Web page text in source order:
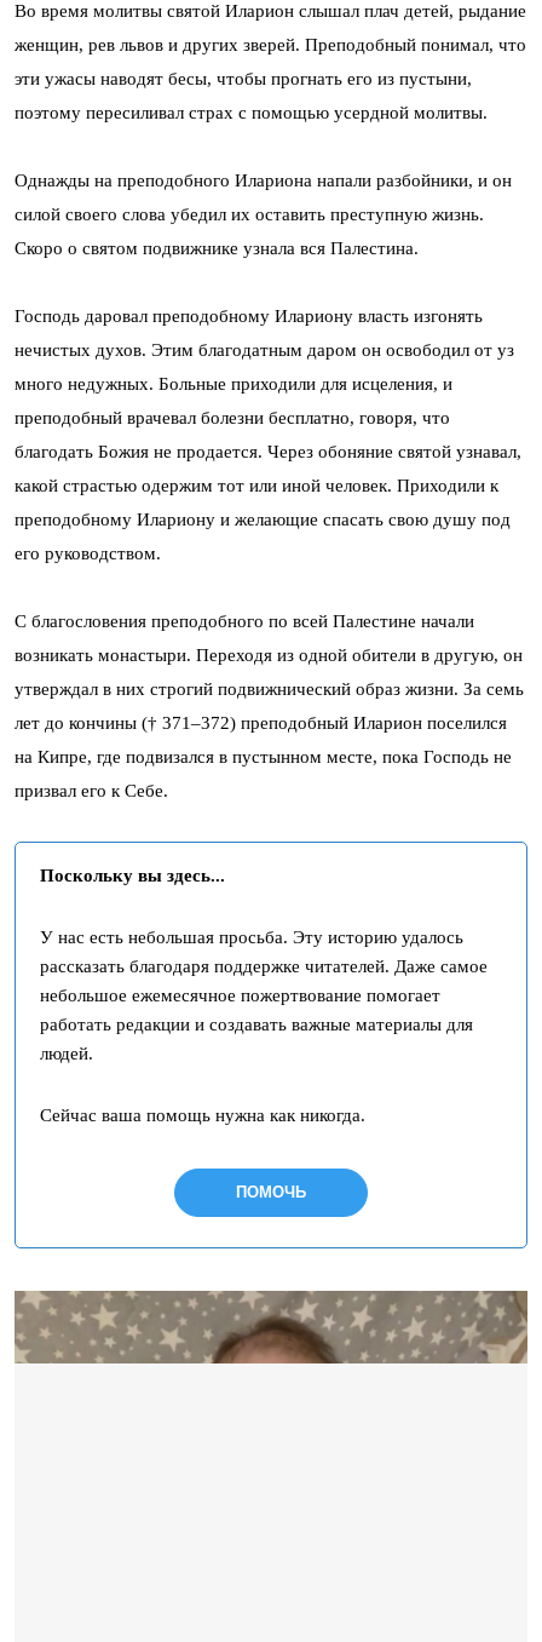
Во время молитвы святой Иларион слышал плач детей, рыдание
женщин, рев львов и других зверей. Преподобный понимал, что
эти ужасы наводят бесы, чтобы прогнать его из пустыни,
поэтому пересиливал страх с помощью усердной молитвы.
Однажды на преподобного Илариона напали разбойники, и он
силой своего слова убедил их оставить преступную жизнь.
Скоро о святом подвижнике узнала вся Палестина.
Господь даровал преподобному Илариону власть изгонять
нечистых духов. Этим благодатным даром он освободил от уз
много недужных. Больные приходили для исцеления, и
преподобный врачевал болезни бесплатно, говоря, что
благодать Божия не продается. Через обоняние святой узнавал,
какой страстью одержим тот или иной человек. Приходили к
преподобному Илариону и желающие спасать свою душу под
его руководством.
С благословения преподобного по всей Палестине начали
возникать монастыри. Переходя из одной обители в другую, он
утверждал в них строгий подвижнический образ жизни. За семь
лет до кончины († 371–372) преподобный Иларион поселился
на Кипре, где подвизался в пустынном месте, пока Господь не
призвал его к Себе.
Поскольку вы здесь...
У нас есть небольшая просьба. Эту историю удалось
рассказать благодаря поддержке читателей. Даже самое
небольшое ежемесячное пожертвование помогает
работать редакции и создавать важные материалы для
людей.
Сейчас ваша помощь нужна как никогда.
ПОМОЧЬ